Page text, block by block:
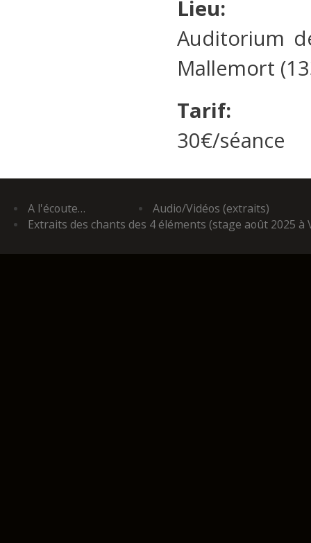
Lieu:
Auditorium
Mallemort
Tarif:
30€/séance
A l'écoute…
Audio/Vidéos (extraits)
Extraits des chants des 4 éléments (stage août 2025 à